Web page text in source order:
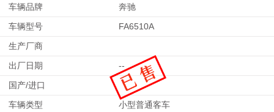
车辆品牌
奔驰
车辆型号
FA6510A
生产厂商
出厂日期
--
国产/进口
车辆类型
小型普通客车